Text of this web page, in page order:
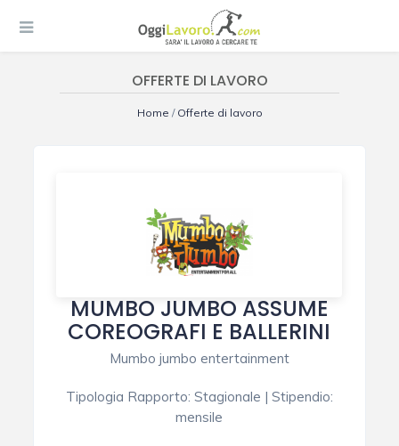
OFFERTE DI LAVORO
Home / Offerte di lavoro
MUMBO JUMBO ASSUME
COREOGRAFI E BALLERINI
Mumbo jumbo entertainment
Tipologia Rapporto: Stagionale | Stipendio:
mensile